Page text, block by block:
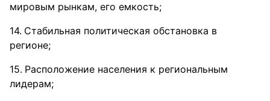
мировым рынкам, его емкость;
Стабильная политическая обстановка в
регионе;
Расположение населения к региональным
лидерам;